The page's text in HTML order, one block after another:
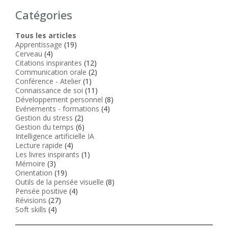
Catégories
Tous les articles
Apprentissage (19)
Cerveau (4)
Citations inspirantes (12)
Communication orale (2)
Conférence - Atelier (1)
Connaissance de soi (11)
Développement personnel (8)
Evénements - formations (4)
Gestion du stress (2)
Gestion du temps (6)
Intelligence artificielle IA
Lecture rapide (4)
Les livres inspirants (1)
Mémoire (3)
Orientation (19)
Outils de la pensée visuelle (8)
Pensée positive (4)
Révisions (27)
Soft skills (4)